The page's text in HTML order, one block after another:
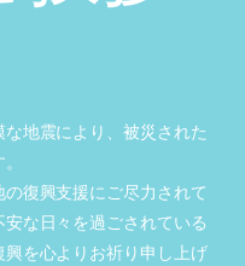
地震により、被災された
復興支援にご尽力されて
な日々を過ごされている
を心よりお祈り申し上げ